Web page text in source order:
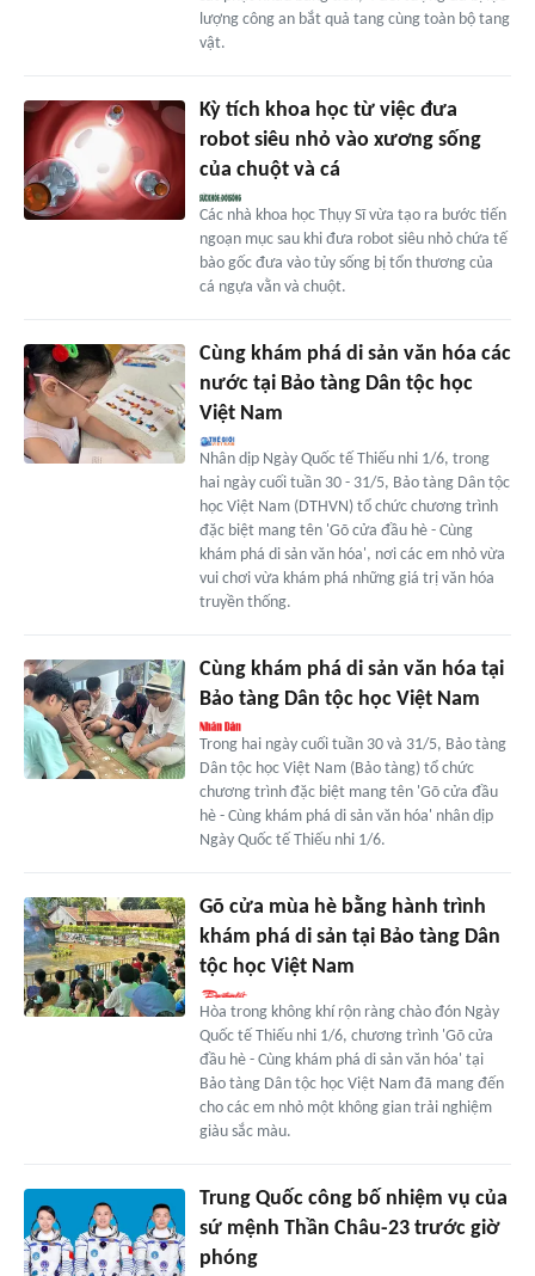
lượng công an bắt quả tang cùng toàn bộ tang
vật.
Kỳ tích khoa học từ việc đưa
robot siêu nhỏ vào xương sống
của chuột và cá
Các nhà khoa học Thụy Sĩ vừa tạo ra bước tiến
ngoạn mục sau khi đưa robot siêu nhỏ chứa tế
bào gốc đưa vào tủy sống bị tổn thương của
cá ngựa vằn và chuột.
Cùng khám phá di sản văn hóa các
nước tại Bảo tàng Dân tộc học
Việt Nam
Nhân dịp Ngày Quốc tế Thiếu nhi 1/6, trong
hai ngày cuối tuần 30 - 31/5, Bảo tàng Dân tộc
học Việt Nam (DTHVN) tổ chức chương trình
đặc biệt mang tên 'Gõ cửa đầu hè - Cùng
khám phá di sản văn hóa', nơi các em nhỏ vừa
vui chơi vừa khám phá những giá trị văn hóa
truyền thống.
Cùng khám phá di sản văn hóa tại
Bảo tàng Dân tộc học Việt Nam
Trong hai ngày cuối tuần 30 và 31/5, Bảo tàng
Dân tộc học Việt Nam (Bảo tàng) tổ chức
chương trình đặc biệt mang tên 'Gõ cửa đầu
hè - Cùng khám phá di sản văn hóa' nhân dịp
Ngày Quốc tế Thiếu nhi 1/6.
Gõ cửa mùa hè bằng hành trình
khám phá di sản tại Bảo tàng Dân
tộc học Việt Nam
Hòa trong không khí rộn ràng chào đón Ngày
Quốc tế Thiếu nhi 1/6, chương trình 'Gõ cửa
đầu hè - Cùng khám phá di sản văn hóa' tại
Bảo tàng Dân tộc học Việt Nam đã mang đến
cho các em nhỏ một không gian trải nghiệm
giàu sắc màu.
Trung Quốc công bố nhiệm vụ của
sứ mệnh Thần Châu-23 trước giờ
phóng